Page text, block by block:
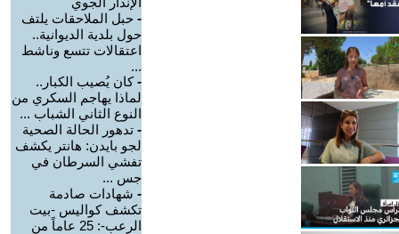
- حبل الملاحقات يلتف
حول بلدية الديوانية..
اعتقالات تتسع وناشط
...
-كان يُصيب الكبار..
لماذا يهاجم السكري من
النوع الثاني الشباب ...
- تدهور الحالة الصحية
لجو بايدن: هانتر يكشف
تفشي السرطان في
جس ...
- شهادات صادمة
تكشف كواليس -بيت
الرعب-: 25 عاماً من